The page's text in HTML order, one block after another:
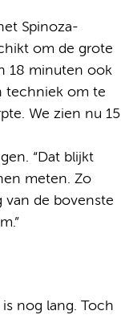
Spinoza-
om de grote
18 minuten ook
techniek om te
We zien nu 15
“Dat blijkt
meten. Zo
van de bovenste
nog lang. Toch